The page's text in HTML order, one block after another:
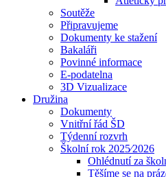
Soutěže
Připravujeme
Dokumenty ke stažení
Bakaláři
Povinné informace
E-podatelna
3D Vizualizace
Družina
Dokumenty
Vnitřní řád ŠD
Týdenní rozvrh
Školní rok 2025⁄2026
Ohlédnutí za
Těšíme se na